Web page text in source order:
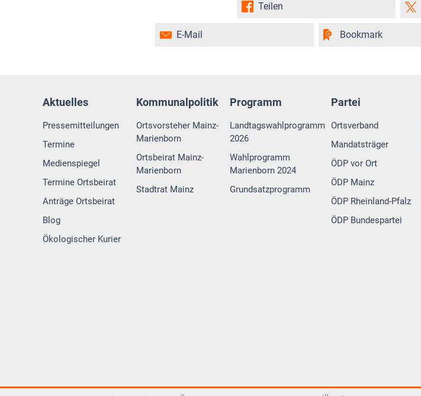
Teilen
E-Mail Bookmark
Aktuelles
Pressemitteilungen
Termine
Medienspiegel
Termine Ortsbeirat
Anträge Ortsbeirat
Blog
Ökologischer Kurier
Kommunalpolitik
Ortsvorsteher Mainz-
Marienborn
Ortsbeirat Mainz-
Marienborn
Stadtrat Mainz
Programm
Landtagswahlprogramm
2026
Wahlprogramm
Marienborn 2024
Grundsatzprogramm
Partei
Ortsverband
Mandatsträger
ÖDP vor Ort
ÖDP Mainz
ÖDP Rheinland-Pfalz
ÖDP Bundespartei